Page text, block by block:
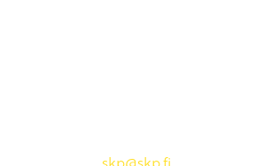
skp@skp.fi